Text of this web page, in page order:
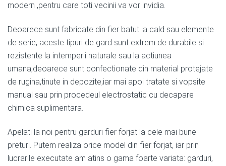
modern ,pentru care toti vecinii va vor invidia.
Deoarece sunt fabricate din fier batut la cald sau elemente
de serie, aceste tipuri de gard sunt extrem de durabile si
rezistente la intemperii naturale sau la actiunea
umana,deoarece sunt confectionate din material protejate
de rugina,tinute in depozite,iar mai apoi tratate si vopsite
manual sau prin procedeul electrostatic cu decapare
chimica suplimentara.
Apelati la noi pentru garduri fier forjat la cele mai bune
preturi. Putem realiza orice model din fier forjat, iar prin
lucrarile executate am atins o gama foarte variata: garduri,